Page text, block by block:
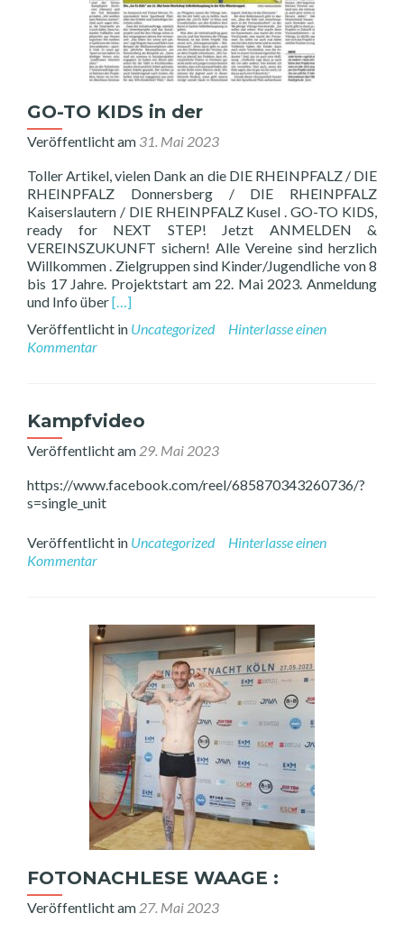
GO-TO KIDS in der
Veröffentlicht am 31. Mai 2023
Toller Artikel, vielen Dank an die DIE RHEINPFALZ / DIE
RHEINPFALZ Donnersberg / DIE RHEINPFALZ
Kaiserslautern / DIE RHEINPFALZ Kusel . GO-TO KIDS,
ready for NEXT STEP! Jetzt ANMELDEN &
VEREINSZUKUNFT sichern! Alle Vereine sind herzlich
Willkommen . Zielgruppen sind Kinder/Jugendliche von 8
bis 17 Jahre. Projektstart am 22. Mai 2023. Anmeldung
und Info überRead
about
der
[…]
Veröffentlicht in Uncategorized
Hinterlasse einen
Kommentar
Kampfvideo
Veröffentlicht am 29. Mai 2023
https://www.facebook.com/reel/685870343260736/?
s=single_unit
Veröffentlicht in Uncategorized
Hinterlasse einen
Kommentar
FOTONACHLESE WAAGE :
Veröffentlicht am 27. Mai 2023